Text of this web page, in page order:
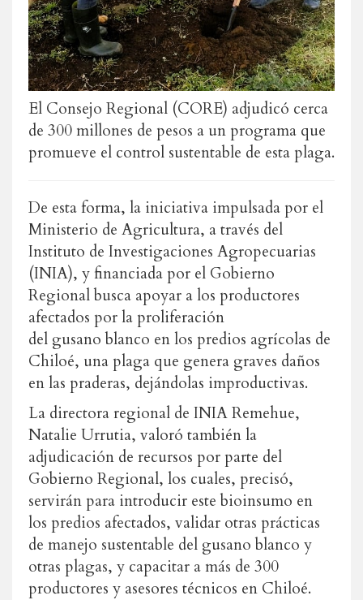
El Consejo Regional (CORE) adjudicó cerca
de 300 millones de pesos a un programa que
promueve el control sustentable de esta plaga.
De esta forma, la iniciativa impulsada por el
Ministerio de Agricultura, a través del
Instituto de Investigaciones Agropecuarias
(INIA), y financiada por el Gobierno
Regional busca apoyar a los productores
afectados por la proliferación
del gusano blanco en los predios agrícolas de
Chiloé, una plaga que genera graves daños
en las praderas, dejándolas improductivas.
La directora regional de INIA Remehue,
Natalie Urrutia, valoró también la
adjudicación de recursos por parte del
Gobierno Regional, los cuales, precisó,
servirán para introducir este bioinsumo en
los predios afectados, validar otras prácticas
de manejo sustentable del gusano blanco y
otras plagas, y capacitar a más de 300
productores y asesores técnicos en Chiloé.